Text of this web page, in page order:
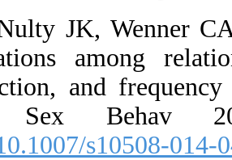
1.
Arch
[